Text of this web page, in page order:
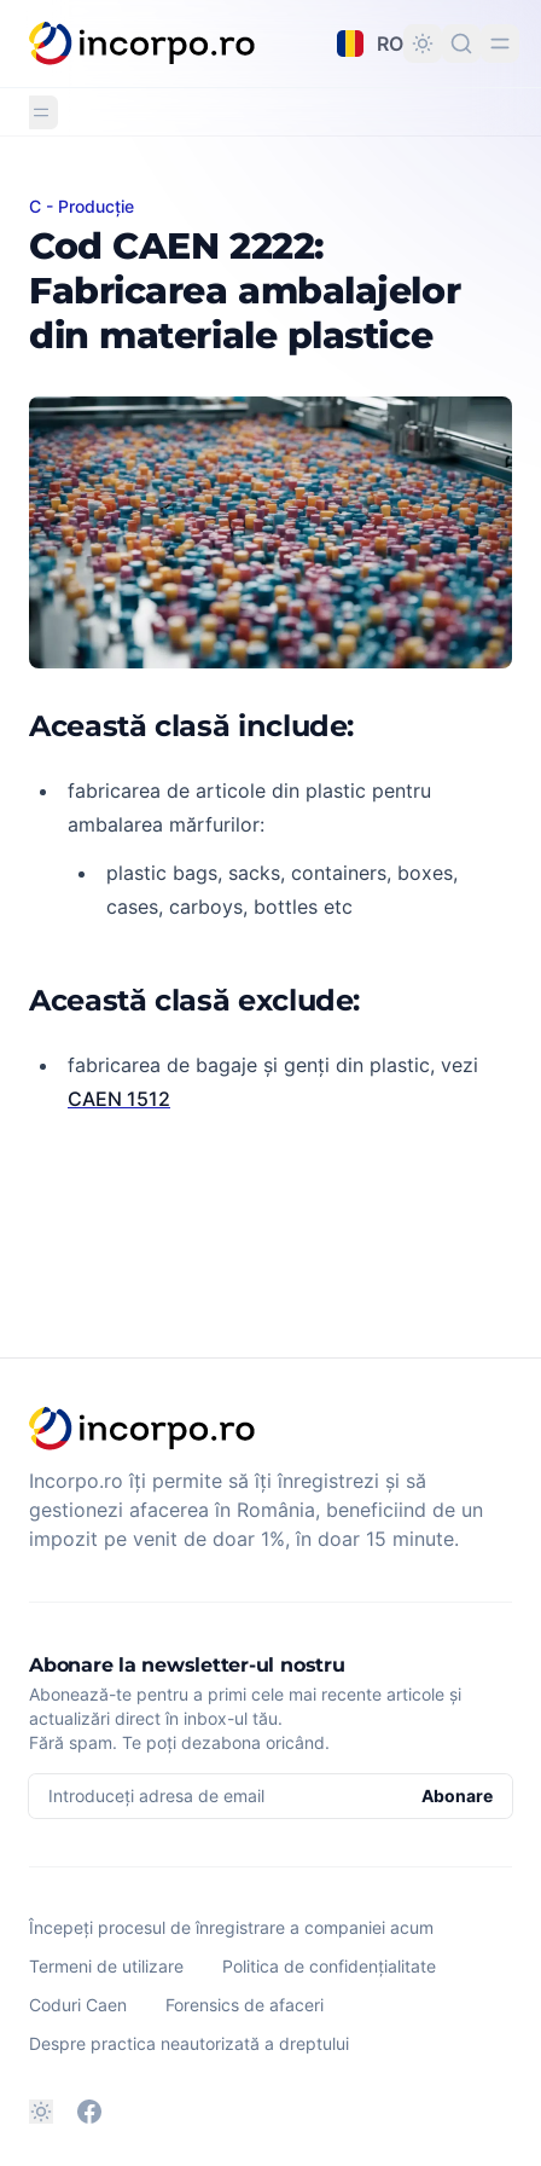
principal
RO
Cod CAEN 2222: Fabricarea ambalajelor din materiale
C - Producție
Cod CAEN 2222:
Fabricarea ambalajelor
din materiale plastice
Această clasă include:
fabricarea de articole din plastic pentru
ambalarea mărfurilor:
plastic bags, sacks, containers, boxes,
cases, carboys, bottles etc
Această clasă exclude:
fabricarea de bagaje și genți din plastic, vezi
CAEN 1512
Incorpo.ro îți permite să îți înregistrezi și să
gestionezi afacerea în România, beneficiind de un
impozit pe venit de doar 1%, în doar 15 minute.
Abonare la newsletter-ul nostru
Abonează-te pentru a primi cele mai recente articole și
actualizări direct în inbox-ul tău.
Fără spam. Te poți dezabona oricând.
Introduceți adresa de email Abonare
Începeți procesul de înregistrare a companiei acum
Termeni de utilizare
Politica de confidențialitate
Coduri Caen
Forensics de afaceri
Despre practica neautorizată a dreptului